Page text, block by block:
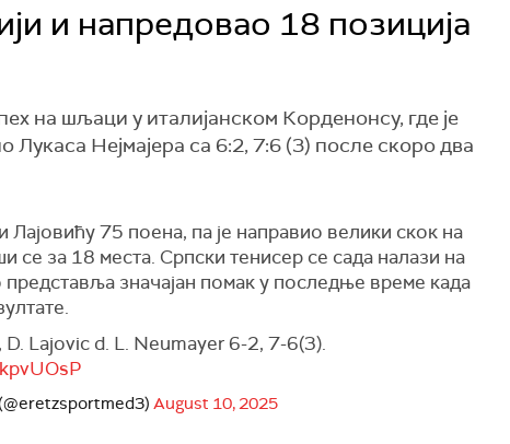
и напредовао 18 позиција
на шљаци у италијанском Корденонсу, где је
Лукаса Нејмајера са 6:2, 7:6 (3) после скоро два
75 поена, па је направио велики скок на
се за 18 места. Српски тенисер се сада налази на
значајан помак у последње време када
Lajovic d. L. Neumayer 6-2, 7-6(3).
August 10, 2025